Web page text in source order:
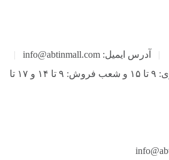
| آدرس ایمیل: info@abtinmall.com
|
ساعات کاری دفتر مرکزی: ۹ تا ۱۵ و شعب فروش: ۹ تا ۱۴ و ۱۷ تا